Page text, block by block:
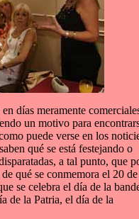
días meramente
un motivo para
puede verse en los
qué se está festejando o
a tal punto, que
qué se conmemora el 20
se celebra el día de la
de la Patria, el día de la